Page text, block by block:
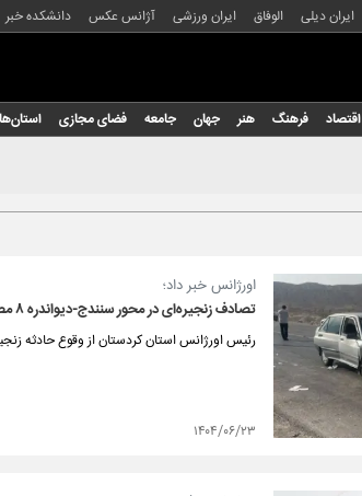
ایران دیلی الوفاق ایران ورزشی آژانس عکس دانشکده خبر
اقتصاد فرهنگ هنر جهان جامعه فضای مجازی استان‌ها
اورژانس خبر داد؛
تصادف زنجیره‌ای در محور سنندج-دیواندره ۸ مصدوم برجای گذاشت
رئیس اورژانس استان کردستان از وقوع حادثه زنجیره‌ای در
۱۴۰۴/۰۶/۲۳